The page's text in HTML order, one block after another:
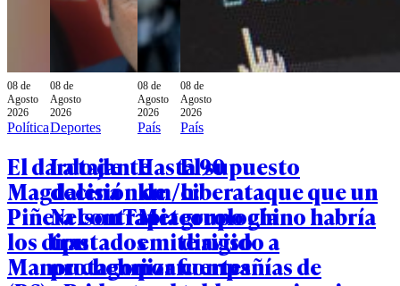
08 de
Agosto
2026
Política
El dardo de
Magdalena
Piñera contra
los diputados
Manouchehri
08 de
Agosto
2026
Deportes
La tajante
decisión de
Nelson Tapia
tras
protagonizar
08 de
Agosto
2026
País
Hasta 90
km/h:
Meteorología
emite aviso
por fuertes
08 de
Agosto
2026
País
El supuesto
ciberataque que un
grupo chino habría
dirigido a
compañías de